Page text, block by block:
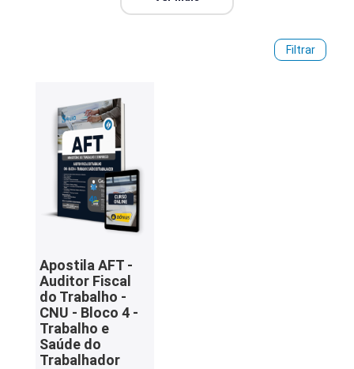
Filtrar
Apostila AFT -
Auditor Fiscal
do Trabalho -
CNU - Bloco 4 -
Trabalho e
Saúde do
Trabalhador